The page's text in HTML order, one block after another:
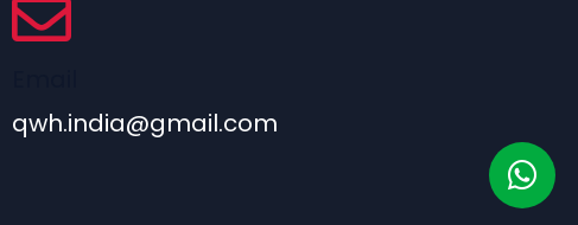
qwh.india@gmail.com